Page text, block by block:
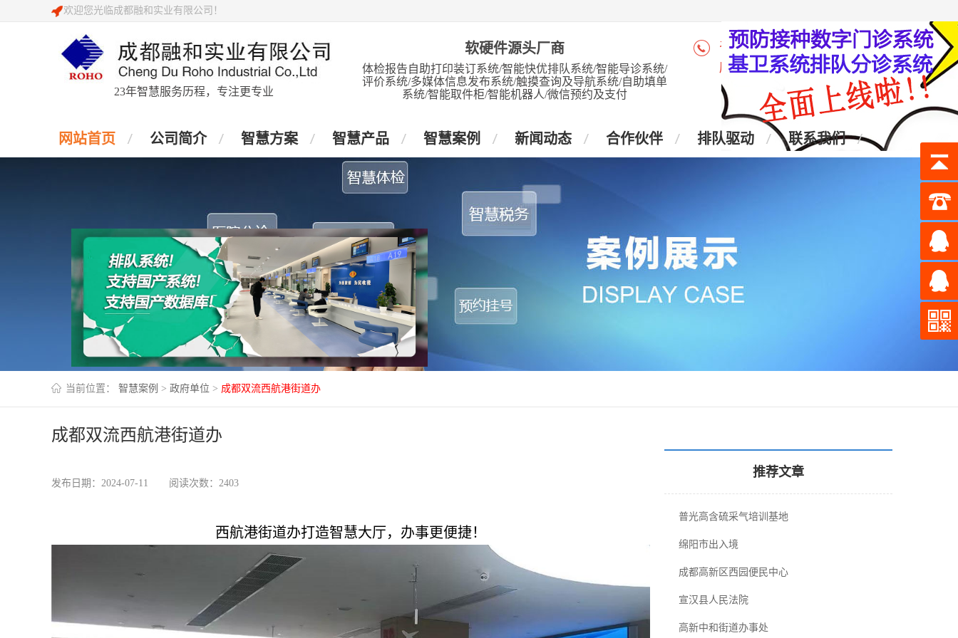
欢迎您光临成都融和实业有限公司！
23年智慧服务历程，专注更专业
软硬件源头厂商
体检报告自助打印装订系统/智能快优排队系统/智能导诊系统/
评价系统/多媒体信息发布系统/触摸查询及导航系统/自助填单
系统/智能取件柜/智能机器人/微信预约及支付
咨询热线：4006-028-965
座 机：028-87438905
网站首页 公司简介 智慧方案 智慧产品 智慧案例 新闻动态 合作伙伴 排队驱动 联系我们
当前位置： 智慧案例 > 政府单位 > 成都双流西航港街道办
成都双流西航港街道办
发布日期：2024-07-11 阅读次数：2403
西航港街道办打造智慧大厅，办事更便捷！
推荐文章
普光高含硫采气培训基地
绵阳市出入境
成都高新区西园便民中心
宣汉县人民法院
高新中和街道办事处